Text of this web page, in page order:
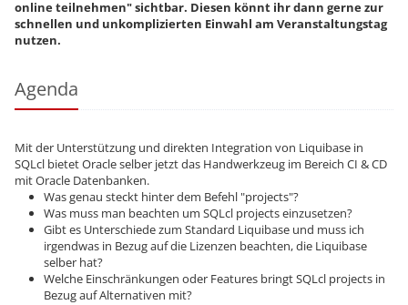
online teilnehmen" sichtbar. Diesen könnt ihr dann gerne zur
schnellen und unkomplizierten Einwahl am Veranstaltungstag
nutzen.
Agenda
Mit der Unterstützung und direkten Integration von Liquibase in
SQLcl bietet Oracle selber jetzt das Handwerkzeug im Bereich CI & CD
mit Oracle Datenbanken.
Was genau steckt hinter dem Befehl "projects"?
Was muss man beachten um SQLcl projects einzusetzen?
Gibt es Unterschiede zum Standard Liquibase und muss ich
irgendwas in Bezug auf die Lizenzen beachten, die Liquibase
selber hat?
Welche Einschränkungen oder Features bringt SQLcl projects in
Bezug auf Alternativen mit?